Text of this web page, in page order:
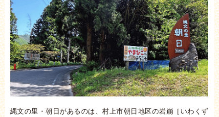
縄文の里・朝日があるのは、村上市朝日地区の岩崩［いわくず